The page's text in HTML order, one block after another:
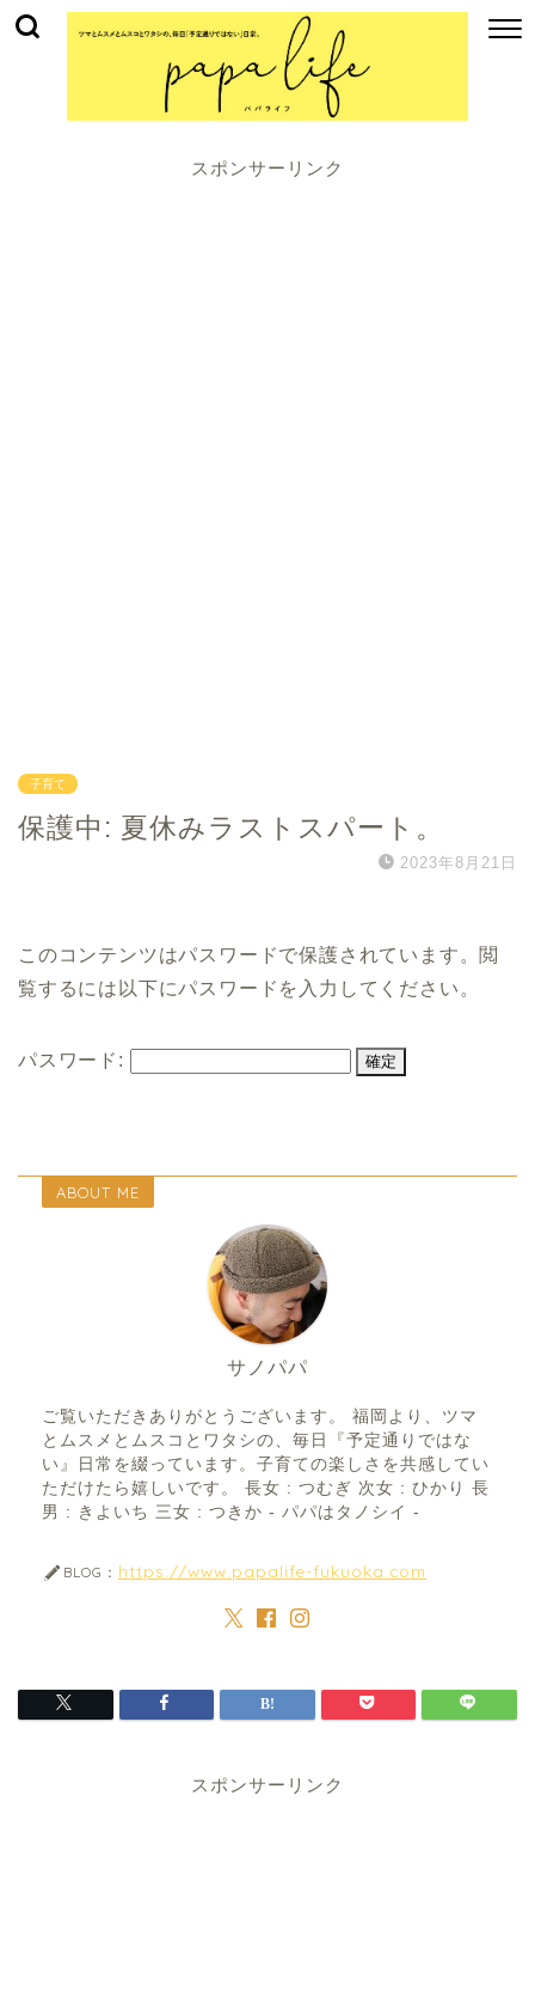
スポンサーリンク
子育て
保護中: 夏休みラストスパート。
2023年8月21日
このコンテンツはパスワードで保護されています。閲
覧するには以下にパスワードを入力してください。
パスワード:
ABOUT ME
サノパパ
ご覧いただきありがとうございます。 福岡より、ツマ
とムスメとムスコとワタシの、毎日『予定通りではな
い』日常を綴っています。子育ての楽しさを共感してい
ただけたら嬉しいです。 長女 : つむぎ 次女 : ひかり 長
男 : きよいち 三女 : つきか - パパはタノシイ -
BLOG： https://www.papalife-fukuoka.com
スポンサーリンク